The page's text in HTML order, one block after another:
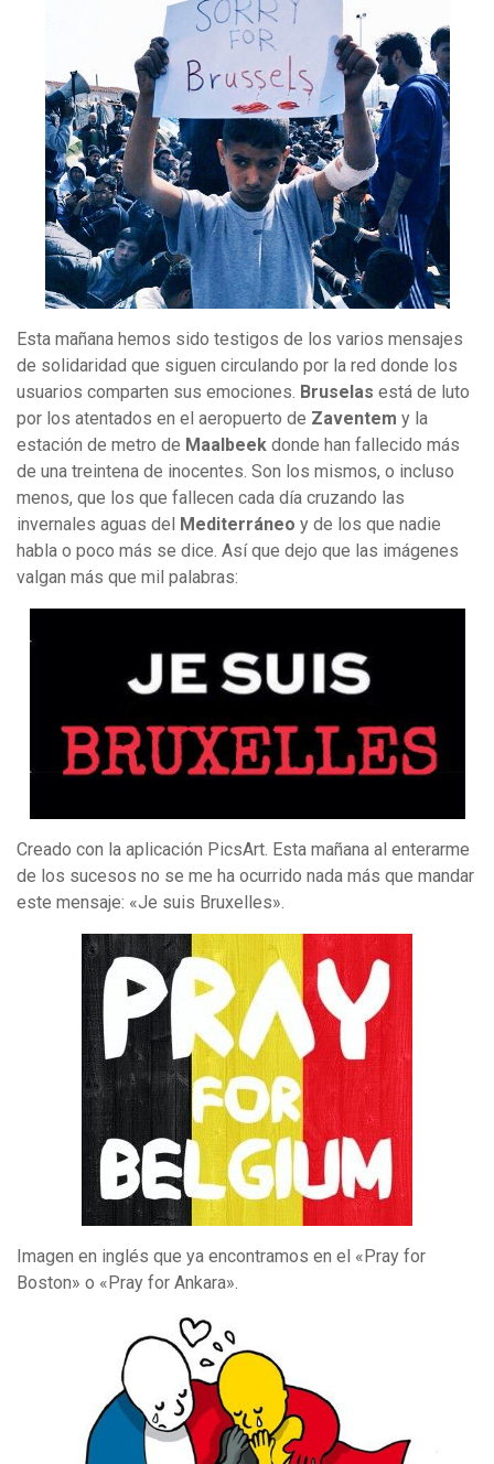
Esta mañana hemos sido testigos de los varios mensajes
de solidaridad que siguen circulando por la red donde los
usuarios comparten sus emociones. Bruselas está de luto
por los atentados en el aeropuerto de Zaventem y la
estación de metro de Maalbeek donde han fallecido más
de una treintena de inocentes. Son los mismos, o incluso
menos, que los que fallecen cada día cruzando las
invernales aguas del Mediterráneo y de los que nadie
habla o poco más se dice. Así que dejo que las imágenes
valgan más que mil palabras:
Creado con la aplicación PicsArt. Esta mañana al enterarme
de los sucesos no se me ha ocurrido nada más que mandar
este mensaje: «Je suis Bruxelles».
Imagen en inglés que ya encontramos en el «Pray for
Boston» o «Pray for Ankara».